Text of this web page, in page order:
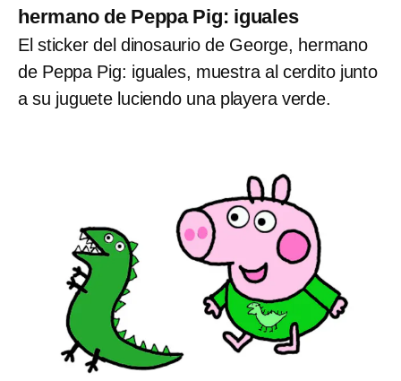
hermano de Peppa Pig: iguales
El sticker del dinosaurio de George, hermano
de Peppa Pig: iguales, muestra al cerdito junto
a su juguete luciendo una playera verde.